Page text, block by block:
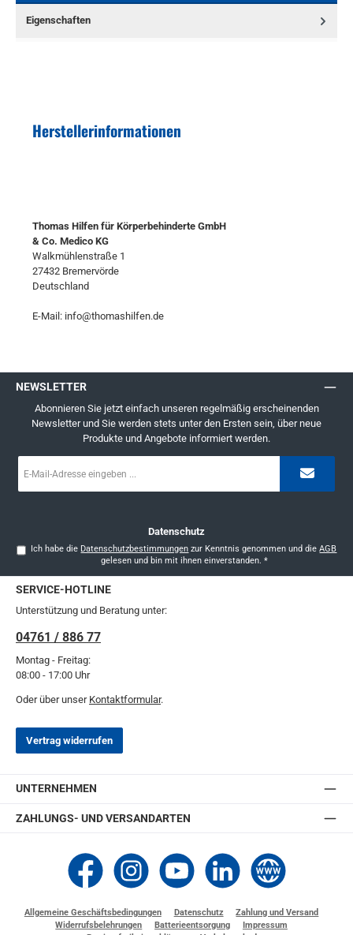
Eigenschaften
Herstellerinformationen
Thomas Hilfen für Körperbehinderte GmbH
& Co. Medico KG
Walkmühlenstraße 1
27432 Bremervörde
Deutschland
E-Mail: info@thomashilfen.de
NEWSLETTER
Abonnieren Sie jetzt einfach unseren regelmäßig erscheinenden
Newsletter und Sie werden stets unter den Ersten sein, über neue
Produkte und Angebote informiert werden.
Mail-
Datenschutz
Ich habe die Datenschutzbestimmungen zur Kenntnis genommen und dieAGB
gelesen und bin mit ihnen einverstanden. *
SERVICE-HOTLINE
Unterstützung und Beratung unter:
04761 / 886 77
Montag - Freitag:
08:00 - 17:00 Uhr
Oder über unser Kontaktformular.
Vertrag widerrufen
UNTERNEHMEN
ZAHLUNGS- UND VERSANDARTEN
Thomashilfen bei Facebook
Thomashilfen bei Instagram
Thomashilfen bei YouTube
Thomashilfen bei LinkedIn
Zur Website von
Allgemeine Geschäftsbedingungen Datenschutz
Zahlung und Versand
Widerrufsbelehrungen
Batterieentsorgung
Impressum